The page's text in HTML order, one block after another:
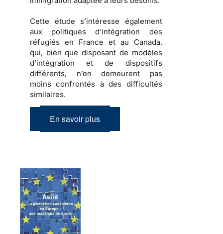
Cette étude s’intéresse également
aux politiques d’intégration des
réfugiés en France et au Canada,
qui, bien que disposant de modèles
d’intégration et de dispositifs
différents, n’en demeurent pas
moins confrontés à des difficultés
similaires.
En savoir plus